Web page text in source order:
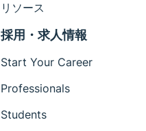
リソース
採用・求人情報
Start Your Career
Professionals
Students